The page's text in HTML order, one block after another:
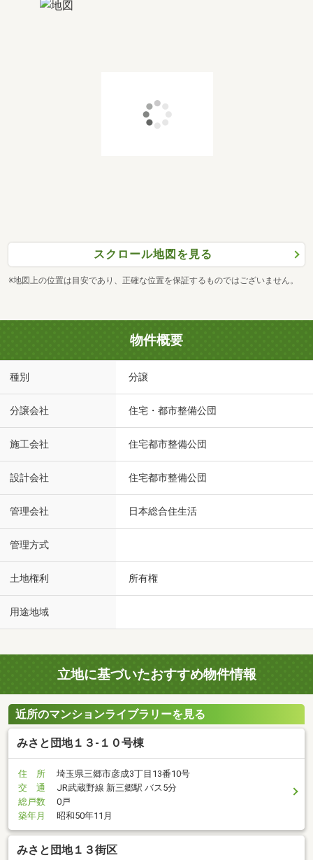
スクロール地図を見る
※地図上の位置は目安であり、正確な位置を保証するものではございません。
物件概要
種別 分譲
分譲会社 住宅・都市整備公団
施工会社 住宅都市整備公団
設計会社 住宅都市整備公団
管理会社 日本総合住生活
管理方式
土地権利 所有権
用途地域
立地に基づいたおすすめ物件情報
近所のマンションライブラリーを見る
みさと団地１３-１０号棟
住 所
埼玉県三郷市彦成3丁目13番10号
交 通
JR武蔵野線 新三郷駅 バス5分
総戸数
0戸
築年月
昭和50年11月
みさと団地１３街区